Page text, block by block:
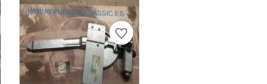
favorite_border